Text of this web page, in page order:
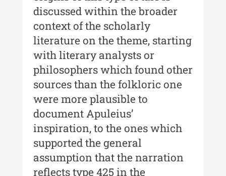
Anuarul Muzeului Etnografic al
Moldovei - XXI / 2021
Anuarul Muzeului Etnografic al
Moldovei - XX / 2020
Indexul Complet
Buletinul Muzeului Științei și
Tehnicii ”Ștefan Procopiu”
Buletinul Muzeului Științei și
Tehnicii ”Ștefan Procopiu” - An
XV / Nr. 15 / 2021
discussed within the broader
context of the scholarly
literature on the theme, starting
with literary analysts or
philosophers which found other
sources than the folkloric one
were more plausible to
document Apuleius’
inspiration, to the ones which
supported the general
assumption that the narration
reflects type 425 in the